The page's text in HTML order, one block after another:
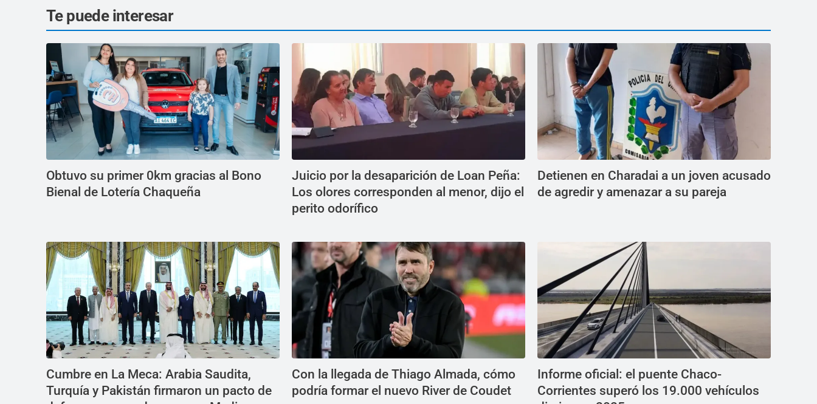
Te puede interesar
Obtuvo su primer 0km gracias al Bono
Bienal de Lotería Chaqueña
Juicio por la desaparición de Loan Peña:
Los olores corresponden al menor, dijo el
perito odorífico
Detienen en Charadai a un joven acusado
de agredir y amenazar a su pareja
Cumbre en La Meca: Arabia Saudita,
Turquía y Pakistán firmaron un pacto de
Con la llegada de Thiago Almada, cómo
podría formar el nuevo River de Coudet
Informe oficial: el puente Chaco-
Corrientes superó los 19.000 vehículos